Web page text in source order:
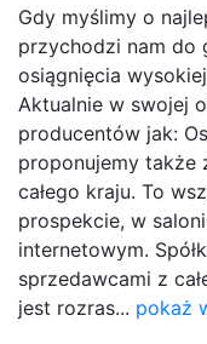
Gdy myślimy o
przychodzi nam do
osiągnięcia
Aktualnie w swojej
producentów jak:
proponujemy także
całego kraju. To
prospekcie, w
internetowym.
sprzedawcami z
jest rozras... pokaż